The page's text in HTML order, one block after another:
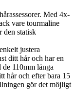
Med 4x-
vare tourmaline
den statisk
justera
ditt hår och har en
110mm långa
hår och efter bara 15
gör det möjligt